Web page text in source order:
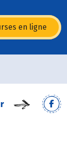
en ligne